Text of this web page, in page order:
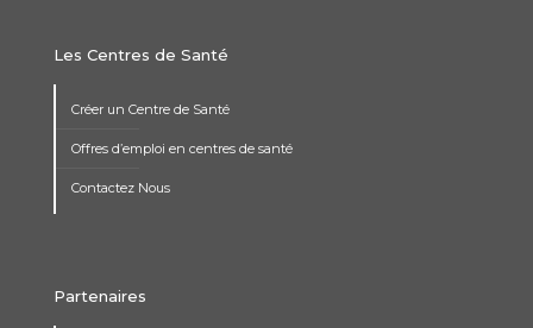
Les Centres de Santé
Créer un Centre de Santé
Offres d’emploi en centres de santé
Contactez Nous
Partenaires